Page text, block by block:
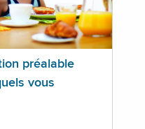
préalable
vous